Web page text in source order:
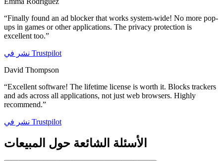
“Finally found an ad blocker that works system-wide! No more pop-
ups in games or other applications. The privacy protection is
excellent too.”
نشر في Trustpilot
David Thompson
“Excellent software! The lifetime license is worth it. Blocks trackers
and ads across all applications, not just web browsers. Highly
recommend.”
نشر في Trustpilot
الأسئلة الشائعة حول المبيعات